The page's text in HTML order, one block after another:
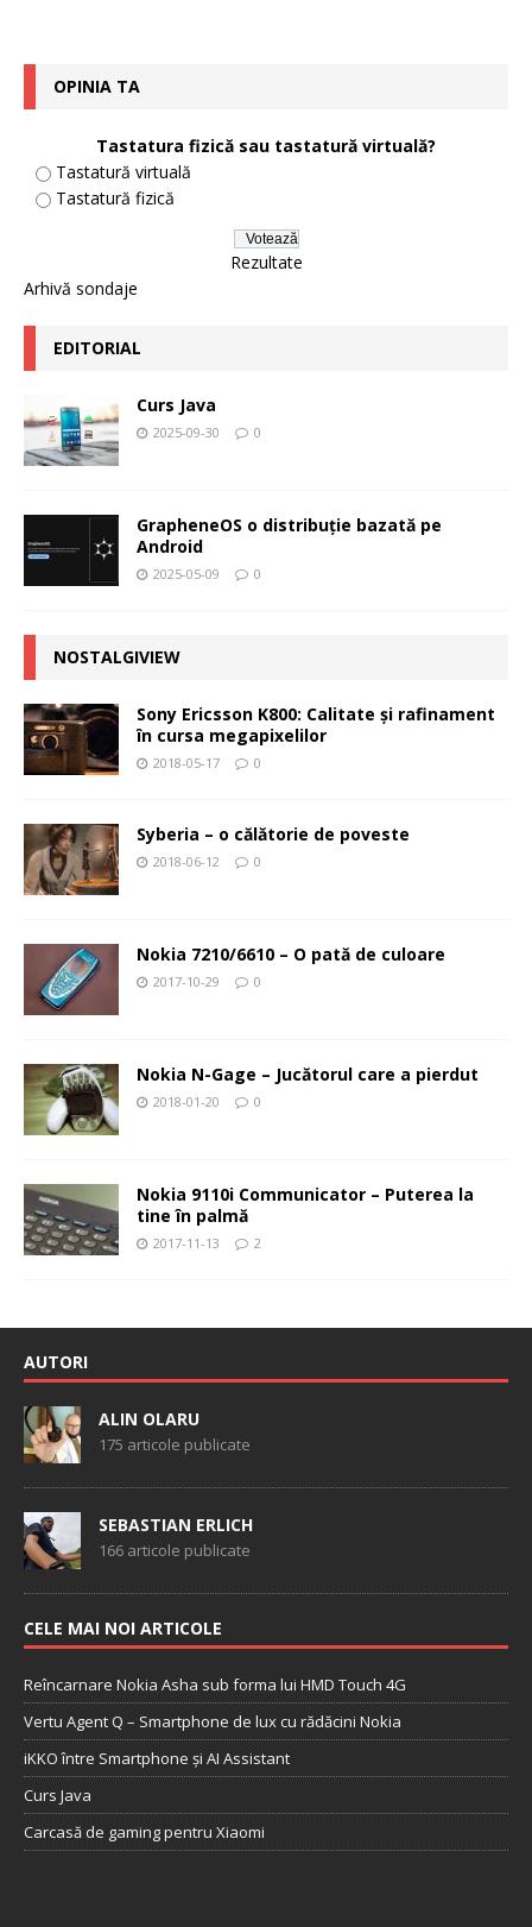
OPINIA TA
Tastatura fizică sau tastatură virtuală?
Tastatură virtuală
Tastatură fizică
Rezultate
Arhivă sondaje
EDITORIAL
Curs Java
2025-09-30 0
GrapheneOS o distribuție bazată pe
Android
2025-05-09 0
NOSTALGIVIEW
Sony Ericsson K800: Calitate şi rafinament
în cursa megapixelilor
2018-05-17 0
Syberia – o călătorie de poveste
2018-06-12 0
Nokia 7210/6610 – O pată de culoare
2017-10-29 0
Nokia N-Gage – Jucătorul care a pierdut
2018-01-20 0
Nokia 9110i Communicator – Puterea la
tine în palmă
2017-11-13 2
AUTORI
ALIN OLARU
175 articole publicate
SEBASTIAN ERLICH
166 articole publicate
CELE MAI NOI ARTICOLE
Reîncarnare Nokia Asha sub forma lui HMD Touch 4G
Vertu Agent Q – Smartphone de lux cu rădăcini Nokia
iKKO între Smartphone și AI Assistant
Curs Java
Carcasă de gaming pentru Xiaomi